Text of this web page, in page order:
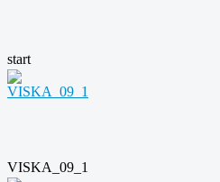
start
VISKA_09_1